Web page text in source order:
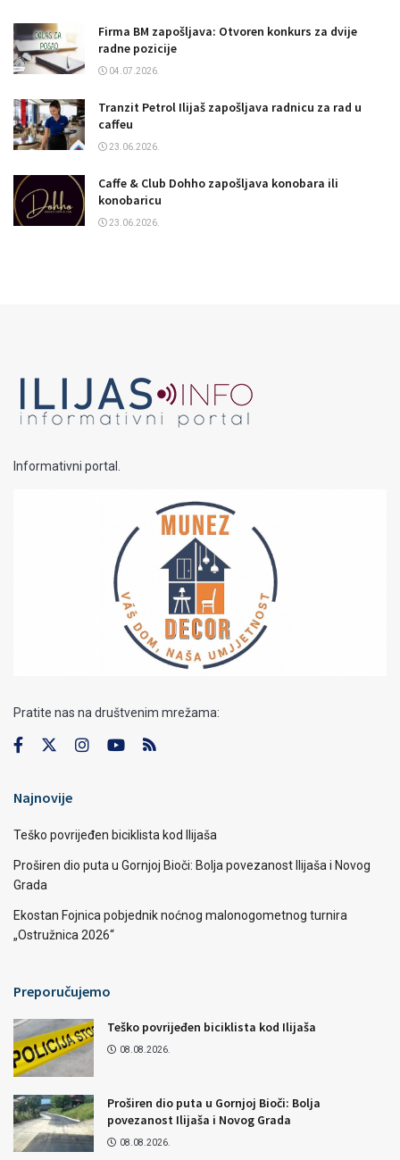
Firma BM zapošljava: Otvoren konkurs za dvije
radne pozicije
04.07.2026.
Tranzit Petrol Ilijaš zapošljava radnicu za rad u
caffeu
23.06.2026.
Caffe & Club Dohho zapošljava konobara ili
konobaricu
23.06.2026.
Informativni portal.
Pratite nas na društvenim mrežama:
Najnovije
Teško povrijeđen biciklista kod Ilijaša
Proširen dio puta u Gornjoj Bioči: Bolja povezanost Ilijaša i Novog
Grada
Ekostan Fojnica pobjednik noćnog malonogometnog turnira
„Ostružnica 2026“
Preporučujemo
Teško povrijeđen biciklista kod Ilijaša
08.08.2026.
Proširen dio puta u Gornjoj Bioči: Bolja
povezanost Ilijaša i Novog Grada
08.08.2026.